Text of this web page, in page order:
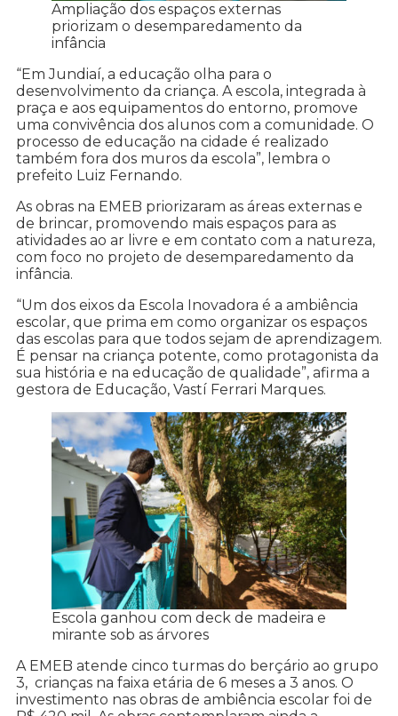
Ampliação dos espaços externas
priorizam o desemparedamento da
infância
“Em Jundiaí, a educação olha para o
desenvolvimento da criança. A escola, integrada à
praça e aos equipamentos do entorno, promove
uma convivência dos alunos com a comunidade. O
processo de educação na cidade é realizado
também fora dos muros da escola”, lembra o
prefeito Luiz Fernando.
As obras na EMEB priorizaram as áreas externas e
de brincar, promovendo mais espaços para as
atividades ao ar livre e em contato com a natureza,
com foco no projeto de desemparedamento da
infância.
“Um dos eixos da Escola Inovadora é a ambiência
escolar, que prima em como organizar os espaços
das escolas para que todos sejam de aprendizagem.
É pensar na criança potente, como protagonista da
sua história e na educação de qualidade”, afirma a
gestora de Educação, Vastí Ferrari Marques.
Escola ganhou com deck de madeira e
mirante sob as árvores
A EMEB atende cinco turmas do berçário ao grupo
3, crianças na faixa etária de 6 meses a 3 anos. O
investimento nas obras de ambiência escolar foi de